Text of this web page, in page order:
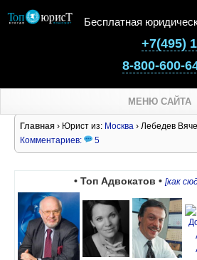
Бесплатная
+7(495)
8-800-600-
МЕНЮ САЙТА
Главная › Юрист из: Москва › Лебедев
Комментариев:
5
• Топ Адвокатов • [как